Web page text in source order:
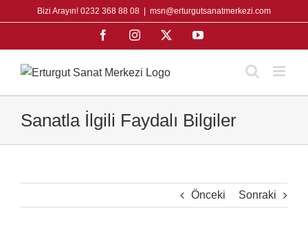
to
Bizi Arayın! 0232 368 88 08 msn@erturgutsanatmerkezi.com
FacebookInstagram YouTube
Sanatla İlgili Faydalı Bilgiler
Önceki Sonraki